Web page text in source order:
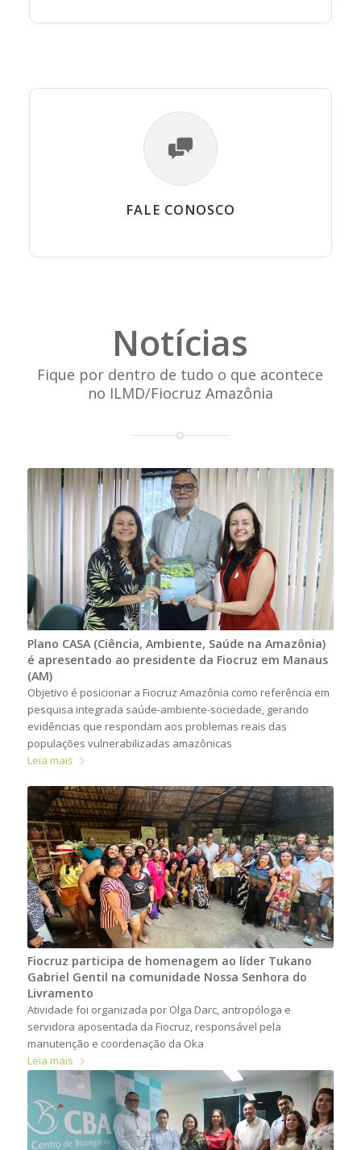
FALE CONOSCO
Notícias
Fique por dentro de tudo o que acontece
no ILMD/Fiocruz Amazônia
Plano CASA (Ciência, Ambiente, Saúde na Amazônia)
é apresentado ao presidente da Fiocruz em Manaus
(AM)
Objetivo é posicionar a Fiocruz Amazônia como referência em
pesquisa integrada saúde-ambiente-sociedade, gerando
evidências que respondam aos problemas reais das
populações vulnerabilizadas amazônicas
Leia mais
Fiocruz participa de homenagem ao líder Tukano
Gabriel Gentil na comunidade Nossa Senhora do
Livramento
Atividade foi organizada por Olga Darc, antropóloga e
servidora aposentada da Fiocruz, responsável pela
manutenção e coordenação da Oka
Leia mais